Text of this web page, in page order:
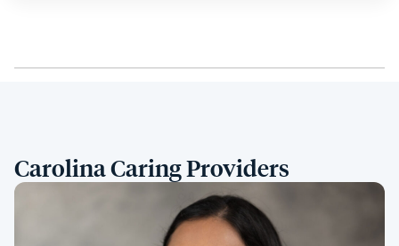
Carolina Caring Providers